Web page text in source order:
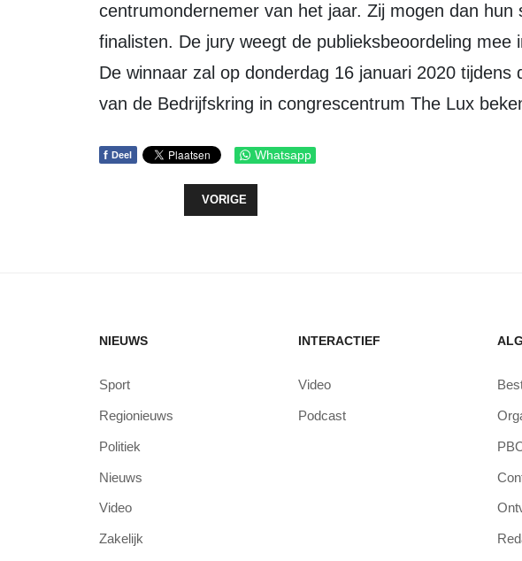
centrumondernemer van het jaar. Zij mogen dan
finalisten. De jury weegt de publieksbeoordeling mee
De winnaar zal op donderdag 16 januari 2020 tijdens
van de Bedrijfskring in congrescentrum The Lux
f Deel Whatsapp
VORIG ARTIKEL: PETITIE TEGEN ZONNEPARK RUIM 1000
VORIGE
NIEUWS
Sport
Regionieuws
Politiek
Nieuws
Video
Zakelijk
INTERACTIEF
Video
Podcast